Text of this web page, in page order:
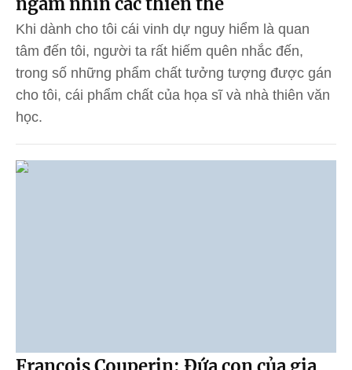
Khi dành cho tôi cái vinh dự nguy hiểm là quan
tâm đến tôi, người ta rất hiếm quên nhắc đến,
trong số những phẩm chất tưởng tượng được gán
cho tôi, cái phẩm chất của họa sĩ và nhà thiên văn
học.